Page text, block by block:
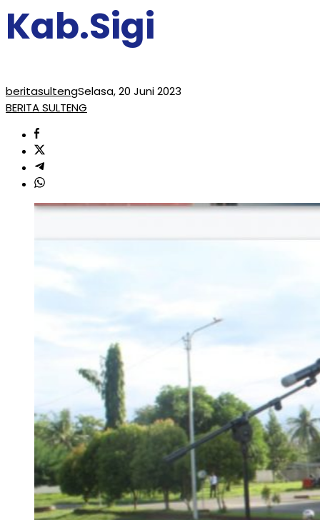
Kab.Sigi
beritasultengSelasa, 20 Juni 2023
BERITA SULTENG